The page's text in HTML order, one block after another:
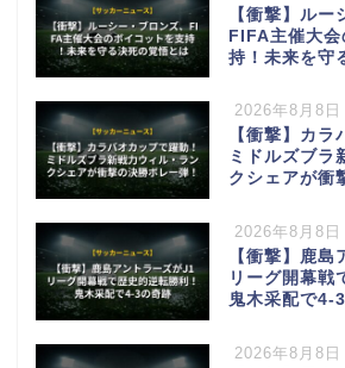
【衝撃】ルー
FIFA主催大
持！未来を守
2026年8月8日
【衝撃】カラ
ミドルズブラ
クシェアが衝
2026年8月8日
【衝撃】鹿
リーグ開幕戦
鬼木采配で4-
2026年8月8日